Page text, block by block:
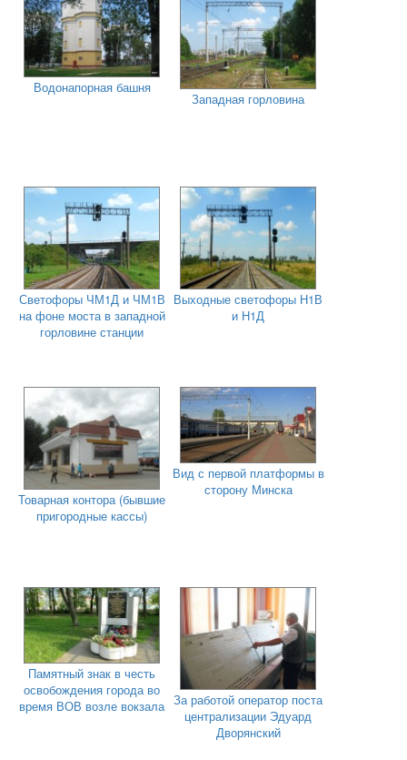
Водонапорная башня
Западная горловина
Светофоры ЧМ1Д и ЧМ1В
на фоне моста в западной
горловине станции
Выходные светофоры Н1В
и Н1Д
Товарная контора (бывшие
пригородные кассы)
Вид с первой платформы в
сторону Минска
Памятный знак в честь
освобождения города во
время ВОВ возле вокзала За работой оператор поста
централизации Эдуард
Дворянский